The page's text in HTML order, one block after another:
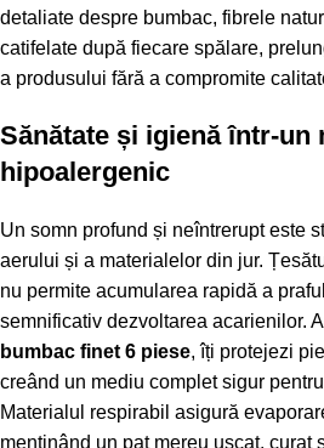
detaliate despre bumbac, fibrele
catifelate după fiecare spălare,
a produsului fără a compromite
Sănătate și igienă într-un
hipoalergenic
Un somn profund și neîntrerupt este
aerului și a materialelor din jur.
nu permite acumularea rapidă a
semnificativ dezvoltarea acarienilor.
bumbac finet 6 piese, îți protejezi
creând un mediu complet sigur
Materialul respirabil asigură
menținând un pat mereu uscat, curat